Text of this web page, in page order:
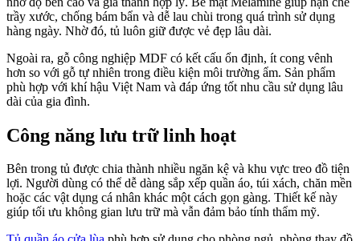
trầy xước, chống bám bẩn và dễ lau chùi trong quá trình sử dụng
hàng ngày. Nhờ đó, tủ luôn giữ được vẻ đẹp lâu dài.
Ngoài ra, gỗ công nghiệp MDF có kết cấu ổn định, ít cong vênh
hơn so với gỗ tự nhiên trong điều kiện môi trường ẩm. Sản phẩm
phù hợp với khí hậu Việt Nam và đáp ứng tốt nhu cầu sử dụng lâu
dài của gia đình.
Công năng lưu trữ linh hoạt
Bên trong tủ được chia thành nhiều ngăn kệ và khu vực treo đồ tiện
lợi. Người dùng có thể dễ dàng sắp xếp quần áo, túi xách, chăn mền
hoặc các vật dụng cá nhân khác một cách gọn gàng. Thiết kế này
giúp tối ưu không gian lưu trữ mà vẫn đảm bảo tính thẩm mỹ.